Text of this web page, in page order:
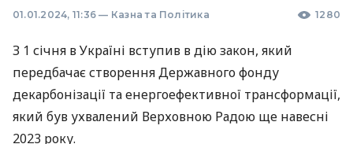
01.01.2024, 11:36 — Казна та Політика 1280
З 1 січня в Україні вступив в дію закон, який
передбачає створення Державного фонду
декарбонізації та енергоефективної трансформації,
який був ухвалений Верховною Радою ще навесні
2023 року.